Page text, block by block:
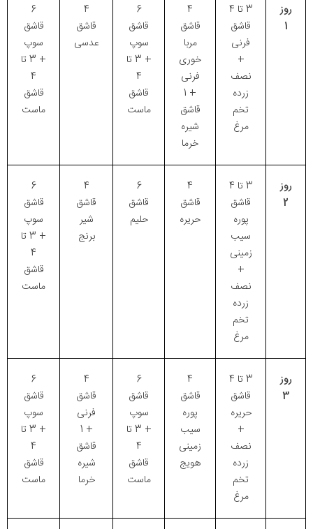
روز
1
3 تا 4
قاشق
فرنی
+
نصف
زرده
تخم
مرغ
4
قاشق
مربا
خوری
فرنی
+ 1
قاشق
شیره
خرما
6
قاشق
سوپ
+ 3 تا
4
قاشق
ماست
4
قاشق
عدسی
6
قاشق
سوپ
+ 3 تا
4
قاشق
ماست
روز
2
3 تا 4
قاشق
پوره
سیب
زمینی
+
نصف
زرده
تخم
مرغ
4
قاشق
حریره
6
قاشق
حلیم
4
قاشق
شیر
برنج
6
قاشق
سوپ
+ 3 تا
4
قاشق
ماست
روز
3
3 تا 4
قاشق
حریره
+
نصف
زرده
تخم
مرغ
4
قاشق
پوره
سیب
زمینی
هویج
6
قاشق
سوپ
+ 3 تا
4
قاشق
ماست
4
قاشق
فرنی
+ 1
قاشق
شیره
خرما
6
قاشق
سوپ
+ 3 تا
4
قاشق
ماست